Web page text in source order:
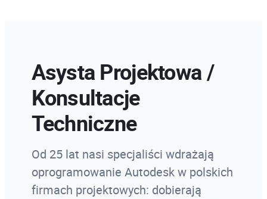
Asysta Projektowa /
Konsultacje
Techniczne
Od 25 lat nasi specjaliści wdrażają
oprogramowanie Autodesk w polskich
firmach projektowych: dobierają